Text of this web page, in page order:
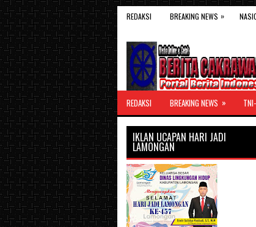
REDAKSI BREAKING NEWS »
REDAKSI BREAKING NEWS »
IKLAN UCAPAN HARI JADI
LAMONGAN